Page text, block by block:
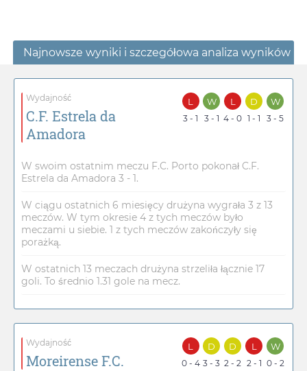
Najnowsze wyniki i szczegółowa analiza wyników
Wydajność
C.F. Estrela da
Amadora
L
3 - 1
W
3 - 1
L
4 - 0
D
1 - 1
W
3 - 5
W swoim ostatnim meczu F.C. Porto pokonał C.F.
Estrela da Amadora 3 - 1.
W ciągu ostatnich 6 miesięcy drużyna wygrała 3 z 13
meczów. W tym okresie 4 z tych meczów było
meczami u siebie. 1 z tych meczów zakończyły się
porażką.
W ostatnich 13 meczach drużyna strzeliła łącznie 17
goli. To średnio 1.31 gole na mecz.
Wydajność
Moreirense F.C.
L
0 - 4
D
3 - 3
D
2 - 2
L
2 - 1
W
0 - 2